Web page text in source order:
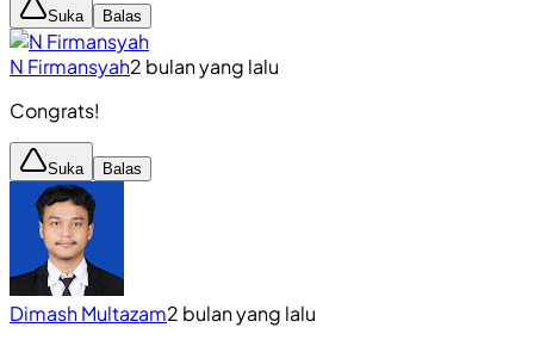
Suka Balas
N Firmansyah2 bulan yang lalu
Congrats!
Suka Balas
Dimash Multazam2 bulan yang lalu